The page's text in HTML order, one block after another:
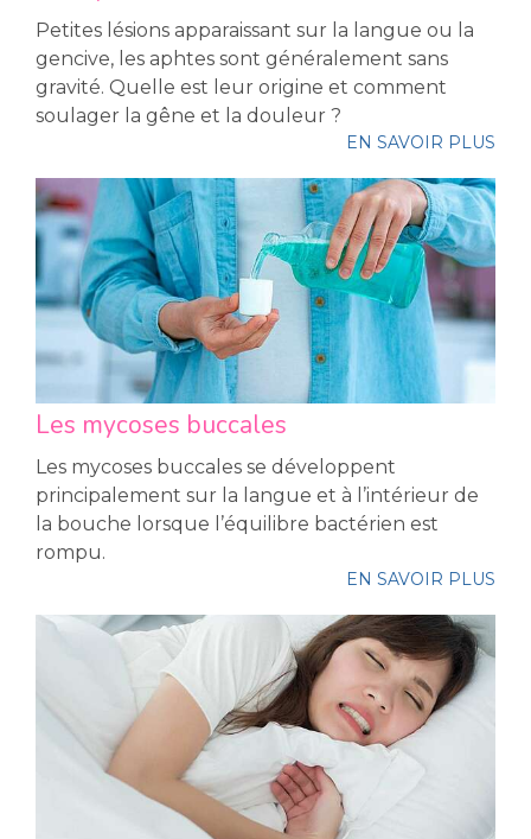
Petites lésions apparaissant sur la langue ou la
gencive, les aphtes sont généralement sans
gravité. Quelle est leur origine et comment
soulager la gêne et la douleur ?
EN SAVOIR PLUS
Les mycoses buccales
Les mycoses buccales se développent
principalement sur la langue et à l’intérieur de
la bouche lorsque l’équilibre bactérien est
rompu.
EN SAVOIR PLUS